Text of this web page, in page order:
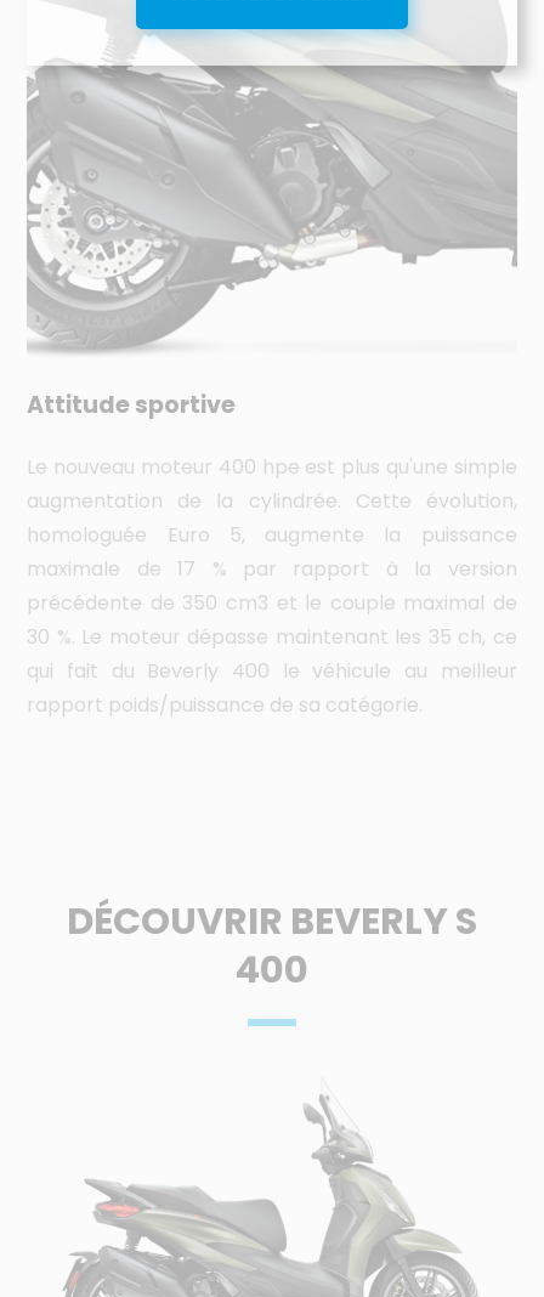
Attitude sportive
Le nouveau moteur 400 hpe est plus qu'une simple
augmentation de la cylindrée. Cette évolution,
homologuée Euro 5, augmente la puissance
maximale de 17 % par rapport à la version
précédente de 350 cm3 et le couple maximal de
30 %. Le moteur dépasse maintenant les 35 ch, ce
qui fait du Beverly 400 le véhicule au meilleur
rapport poids/puissance de sa catégorie.
DÉCOUVRIR BEVERLY S
400